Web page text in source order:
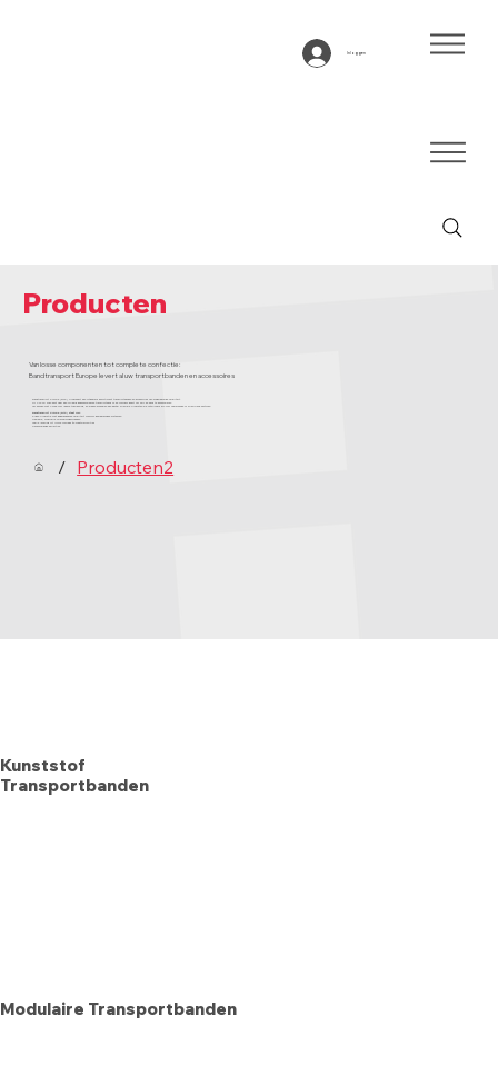
Inloggen
Kunststof
Transportbanden
Modulaire Transportbanden
Producten
Van losse componenten tot complete confectie:
Bandtransport Europe levert al uw transportbanden en accessoires
Bandtransport Europe (BTE) produceert een uitgebreid assortiment transportbanden en accessoires van hoogwaardige kwaliteit.
Of u nu op zoek bent naar een volledig geassembleerde transportband of de voorkeur geeft om zelf de band te assembleren
Wij denken met u mee voor iedere toepassing, en bieden bovendien een aantal speciale producten die ontwikkeld zijn voor veeleisende of specifieke sectoren.
Bandtransport Europe (BTE) staat voor:
Eigen productie met gegarandeerde kwaliteit conform gewaarborgde systemen.
Flexibele, modulaire opbouwmogelijkheden
Snelle levering uit ruime voorraad én maatwerkopties
Decennialange expertise
/ Producten2